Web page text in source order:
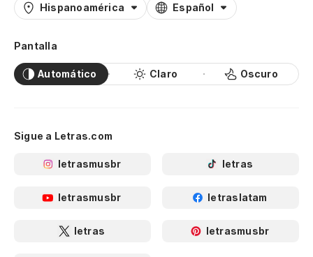
Hispanoamérica Español
Pantalla
Automático Claro Oscuro
Sigue a Letras.com
letrasmusbr letras
letrasmusbr letraslatam
letras letrasmusbr